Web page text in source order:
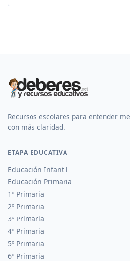
Recursos escolares para entender
con más claridad.
ETAPA EDUCATIVA
Educación Infantil
Educación Primaria
1º Primaria
2º Primaria
3º Primaria
4º Primaria
5º Primaria
6º Primaria